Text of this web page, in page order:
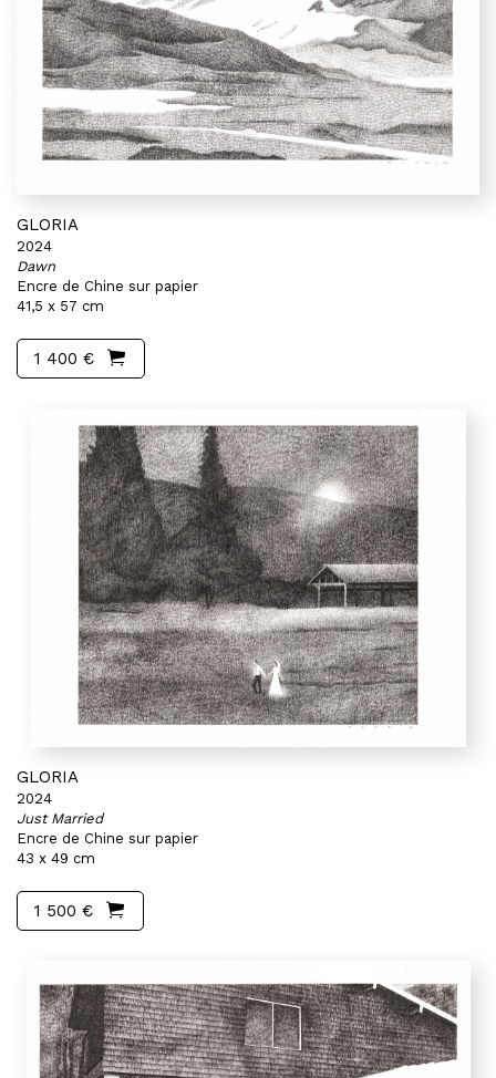
GLORIA
2024
Dawn
Encre de Chine sur papier
41,5 x 57 cm
1 400 €
GLORIA
2024
Just Married
Encre de Chine sur papier
43 x 49 cm
1 500 €